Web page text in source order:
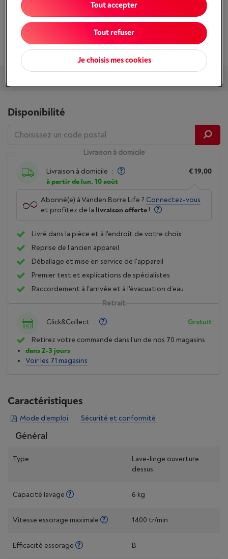
Contenu de tambour limité
Afficher toutes les caractéristiques
Disponibilité
Livraison à domicile
Livraison à domicile :
à partir de lun. 10 août
€ 19,00
Abonné(e) à Vanden Borre Life ? Connectez-vous
et profitez de la livraison offerte !
Livré dans la pièce et à l'endroit de votre choix
Reprise de l'ancien appareil
Déballage et mise en service de l'appareil
Premier test et explications de spécialistes
Raccordement à l'arrivée et à l'évacuation d’eau
Retrait
Click&Collect : Gratuit
Retirez votre commande dans l'un de nos 70 magasins
dans 2-3 jours
Voir les 71 magasins
Caractéristiques
Mode d’emploi Sécurité et conformité
Général
Type
Lave-linge ouverture
dessus
Capacité lavage 6 kg
Vitesse essorage maximale 1400 tr/min
Efficacité essorage B
Je choisis mes cookies
Tout refuser
Tout accepter